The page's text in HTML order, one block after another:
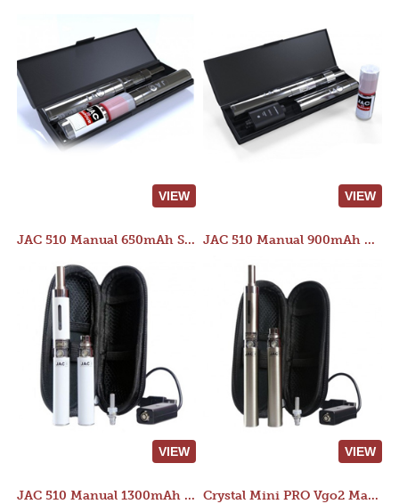
VIEW VIEW
JAC 510 Manual 650mAh Starter Kit
VIEW
JAC 510 Manual 900mAh Starter Kit
VIEW
JAC 510 Manual 1300mAh Starter Kit Crystal Mini PRO Vgo2 Manual 400mAh Kit